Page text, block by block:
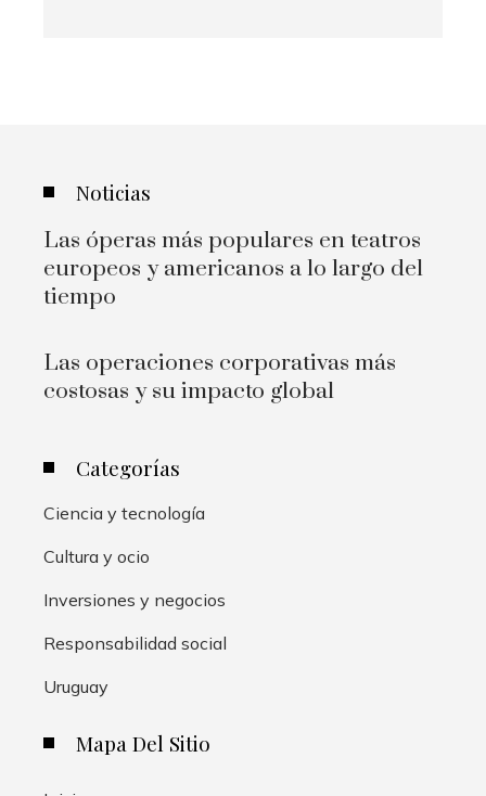
Noticias
Las óperas más populares en teatros
europeos y americanos a lo largo del
tiempo
Las operaciones corporativas más
costosas y su impacto global
Categorías
Ciencia y tecnología
Cultura y ocio
Inversiones y negocios
Responsabilidad social
Uruguay
Mapa Del Sitio